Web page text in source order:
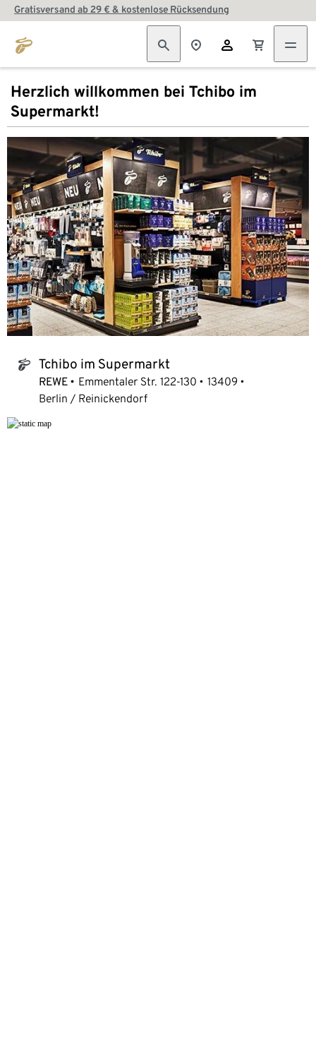
Gratisversand ab 29 € & kostenlose Rücksendung
Herzlich willkommen bei Tchibo im
Supermarkt!
tchibo_logo Tchibo im Supermarkt
REWE Emmentaler Str. 122-130
13409
Berlin / Reinickendorf